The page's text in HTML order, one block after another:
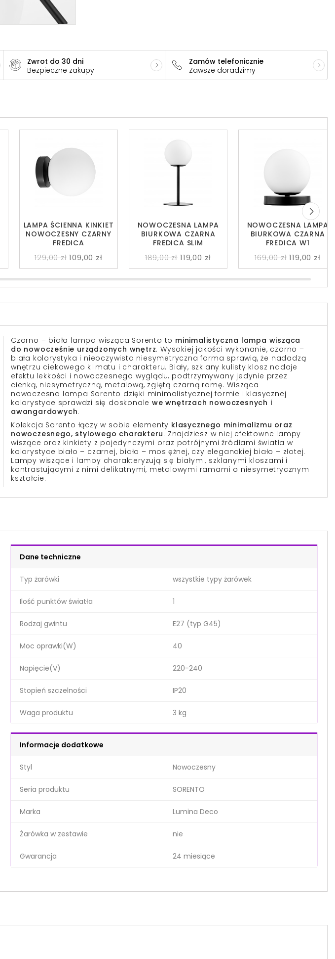
Zwrot do 30 dni
Bezpieczne zakupy
Zamów telefonicznie
Zawsze doradzimy
LAMPA ŚCIENNA KINKIET
NOWOCZESNY CZARNY
FREDICA
129,00 zł 109,00 zł
NOWOCZESNA LAMPA
BIURKOWA CZARNA
FREDICA SLIM
189,00 zł 119,00 zł
NOWOCZESNA LAMPA
BIURKOWA CZARNA
FREDICA W1
169,00 zł 119,00 zł
Czarno – biała lampa wisząca Sorento to minimalistyczna lampa wisząca
do nowocześnie urządzonych wnętrz. Wysokiej jakości wykonanie, czarno –
biała kolorystyka i nieoczywista niesymetryczna forma sprawią, że nadadzą
wnętrzu ciekawego klimatu i charakteru. Biały, szklany kulisty klosz nadaje
efektu lekkości i nowoczesnego wyglądu, podtrzymywany jedynie przez
cienką, niesymetryczną, metalową, zgiętą czarną ramę. Wisząca
nowoczesna lampa Sorento dzięki minimalistycznej formie i klasycznej
kolorystyce sprawdzi się doskonalewe wnętrzach nowoczesnych i
awangardowych.
Kolekcja Sorento łączy w sobie elementy klasycznego minimalizmu oraz
nowoczesnego, stylowego charakteru. Znajdziesz w niej efektowne lampy
wiszące oraz kinkiety z pojedynczymi oraz potrójnymi źródłami światła w
kolorystyce biało – czarnej, biało – mosiężnej, czy eleganckiej biało – złotej.
Lampy wiszące i lampy charakteryzują się białymi, szklanymi kloszami i
kontrastującymi z nimi delikatnymi, metalowymi ramami o niesymetrycznym
kształcie.
Dane techniczne
Typ żarówki wszystkie typy żarówek
Ilość punktów światła 1
Rodzaj gwintu E27 (typ G45)
Moc oprawki(W) 40
Napięcie(V) 220-240
Stopień szczelności IP20
Waga produktu 3 kg
Informacje dodatkowe
Styl Nowoczesny
Seria produktu SORENTO
Marka Lumina Deco
Żarówka w zestawie nie
Gwarancja 24 miesiące